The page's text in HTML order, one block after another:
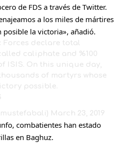
de FDS a través de Twitter.
a los miles de mártires
posible la victoria», añadió.
declare total
caliphate and %100
ISIS. On this unique day,
of martyrs whose
possible.
March 23, 2019
combatientes han estado
en Baghuz.